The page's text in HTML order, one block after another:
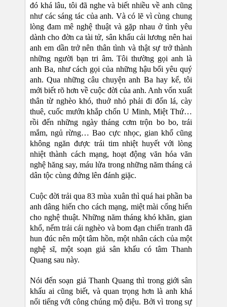
đó khá lâu, tôi đã nghe và biết nhiều về anh cũng
như các sáng tác của anh. Và có lẽ vì cùng chung
lòng đam mê nghệ thuật và gặp nhau ở tình yêu
dành cho đờn ca tài tử, sân khấu cải lương nên hai
anh em dần trở nên thân tình và thật sự trở thành
những người bạn tri âm. Tôi thường gọi anh là
anh Ba, như cách gọi của những hậu bối yêu quý
anh. Qua những câu chuyện anh Ba hay kể, tôi
mới biết rõ hơn về cuộc đời của anh. Anh vốn xuất
thân từ nghèo khó, thuở nhỏ phải đi đốn lá, cày
thuê, cuốc mướn khắp chốn U Minh, Miệt Thứ…
rồi đến những ngày tháng cơm trộn bo bo, trái
mắm, ngủ rừng… Bao cực nhọc, gian khổ cũng
không ngăn được trái tim nhiệt huyết với lòng
nhiệt thành cách mạng, hoạt động văn hóa văn
nghệ hăng say, máu lửa trong những năm tháng cả
dân tộc cùng đứng lên đánh giặc.
Cuộc đời trải qua 83 mùa xuân thì quá hai phần ba
anh dâng hiến cho cách mạng, miệt mài cống hiến
cho nghệ thuật. Những năm tháng khó khăn, gian
khổ, nếm trải cái nghèo và bom đạn chiến tranh đã
hun đúc nên một tâm hồn, một nhân cách của một
nghệ sĩ, một soạn giả sân khấu có tâm Thanh
Quang sau này.
Nói đến soạn giả Thanh Quang thì trong giới sân
khấu ai cũng biết, và quan trọng hơn là anh khá
nổi tiếng với công chúng mộ điệu. Bởi vì trong sự